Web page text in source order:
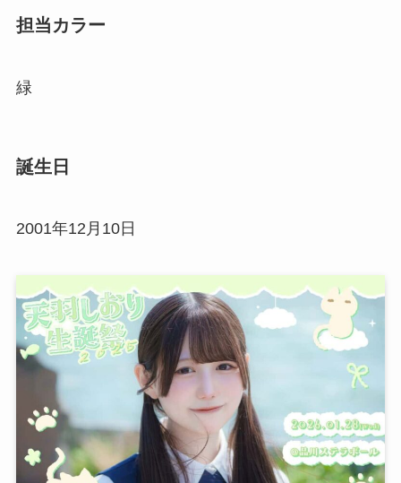
担当カラー
緑
誕生日
2001年12月10日